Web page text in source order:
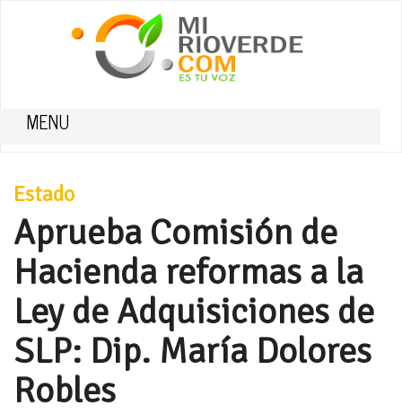
MENU
Estado
Aprueba Comisión de
Hacienda reformas a la
Ley de Adquisiciones de
SLP: Dip. María Dolores
Robles